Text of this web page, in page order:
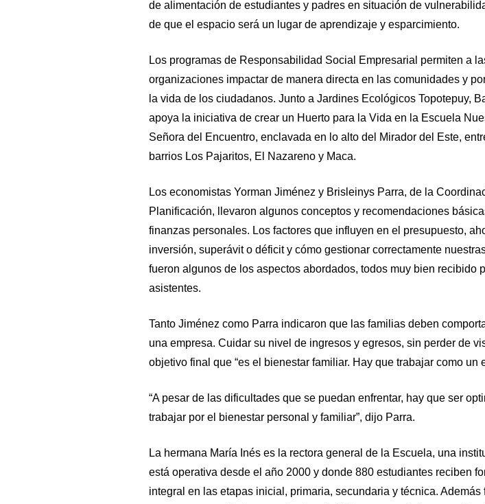
de alimentación de estudiantes y padres en situación de
de que el espacio será un lugar de aprendizaje y esparcimiento.
Los programas de Responsabilidad Social Empresarial permiten a
organizaciones impactar de manera directa en las comunidades y
la vida de los ciudadanos. Junto a Jardines Ecológicos Topotepuy,
apoya la iniciativa de crear un Huerto para la Vida en la Escuela
Señora del Encuentro, enclavada en lo alto del Mirador del Este,
barrios Los Pajaritos, El Nazareno y Maca.
Los economistas Yorman Jiménez y Brisleinys Parra, de la
Planificación, llevaron algunos conceptos y recomendaciones
finanzas personales. Los factores que influyen en el presupuesto,
inversión, superávit o déficit y cómo gestionar correctamente
fueron algunos de los aspectos abordados, todos muy bien recibido
asistentes.
Tanto Jiménez como Parra indicaron que las familias deben
una empresa. Cuidar su nivel de ingresos y egresos, sin perder de
objetivo final que “es el bienestar familiar. Hay que trabajar como un
“A pesar de las dificultades que se puedan enfrentar, hay que ser
trabajar por el bienestar personal y familiar”, dijo Parra.
La hermana María Inés es la rectora general de la Escuela, una
está operativa desde el año 2000 y donde 880 estudiantes reciben
integral en las etapas inicial, primaria, secundaria y técnica. Además